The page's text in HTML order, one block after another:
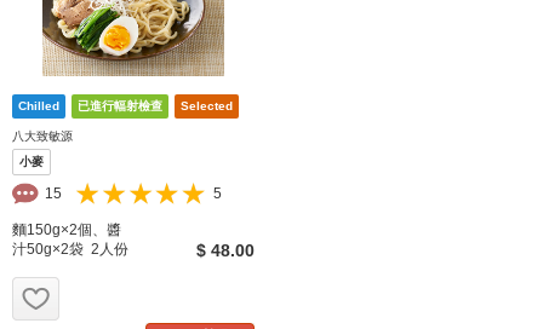
八大致敏源
小麥
15 5
麵150g×2個、醬
汁50g×2袋 2人份
$ 48.00